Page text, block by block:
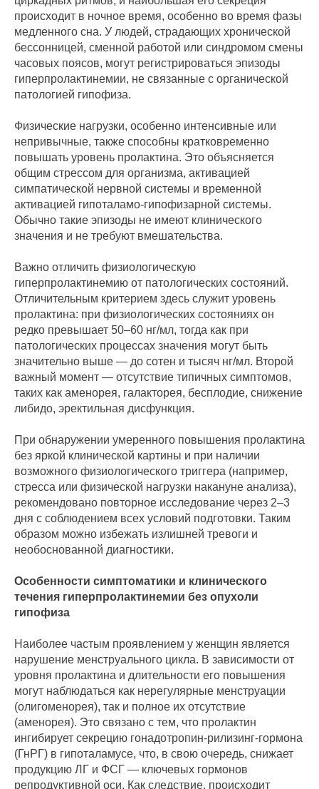
происходит в ночное время, особенно во время фазы
медленного сна. У людей, страдающих хронической
бессонницей, сменной работой или синдромом смены
часовых поясов, могут регистрироваться эпизоды
гиперпролактинемии, не связанные с органической
патологией гипофиза.
Физические нагрузки, особенно интенсивные или
непривычные, также способны кратковременно
повышать уровень пролактина. Это объясняется
общим стрессом для организма, активацией
симпатической нервной системы и временной
активацией гипоталамо-гипофизарной системы.
Обычно такие эпизоды не имеют клинического
значения и не требуют вмешательства.
Важно отличить физиологическую
гиперпролактинемию от патологических состояний.
Отличительным критерием здесь служит уровень
пролактина: при физиологических состояниях он
редко превышает 50–60 нг/мл, тогда как при
патологических процессах значения могут быть
значительно выше — до сотен и тысяч нг/мл. Второй
важный момент — отсутствие типичных симптомов,
таких как аменорея, галакторея, бесплодие, снижение
либидо, эректильная дисфункция.
При обнаружении умеренного повышения пролактина
без яркой клинической картины и при наличии
возможного физиологического триггера (например,
стресса или физической нагрузки накануне анализа),
рекомендовано повторное исследование через 2–3
дня с соблюдением всех условий подготовки. Таким
образом можно избежать излишней тревоги и
необоснованной диагностики.
Особенности симптоматики и клинического
течения гиперпролактинемии без опухоли
гипофиза
Наиболее частым проявлением у женщин является
нарушение менструального цикла. В зависимости от
уровня пролактина и длительности его повышения
могут наблюдаться как нерегулярные менструации
(олигоменорея), так и полное их отсутствие
(аменорея). Это связано с тем, что пролактин
ингибирует секрецию гонадотропин-рилизинг-гормона
(ГнРГ) в гипоталамусе, что, в свою очередь, снижает
продукцию ЛГ и ФСГ — ключевых гормонов
репродуктивной оси. Как следствие, происходит